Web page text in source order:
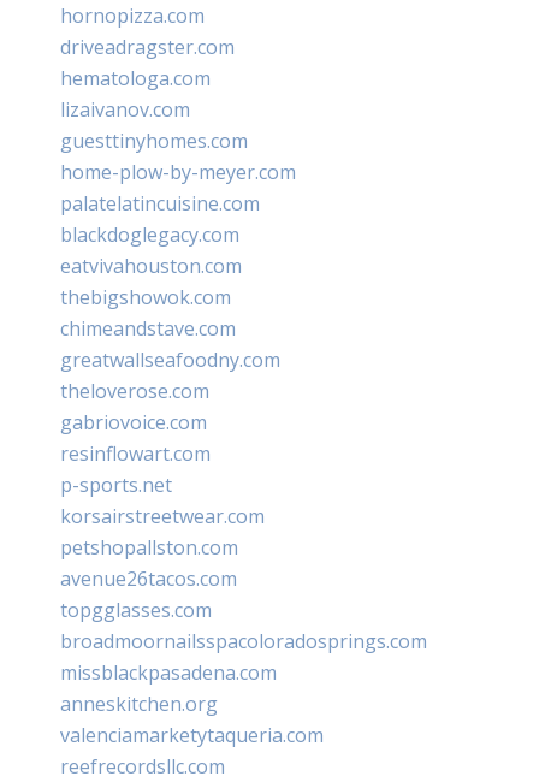
hornopizza.com
driveadragster.com
hematologa.com
lizaivanov.com
guesttinyhomes.com
home-plow-by-meyer.com
palatelatincuisine.com
blackdoglegacy.com
eatvivahouston.com
thebigshowok.com
chimeandstave.com
greatwallseafoodny.com
theloverose.com
gabriovoice.com
resinflowart.com
p-sports.net
korsairstreetwear.com
petshopallston.com
avenue26tacos.com
topgglasses.com
broadmoornailsspacoloradosprings.com
missblackpasadena.com
anneskitchen.org
valenciamarketytaqueria.com
reefrecordsllc.com